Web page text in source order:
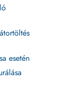
esetén